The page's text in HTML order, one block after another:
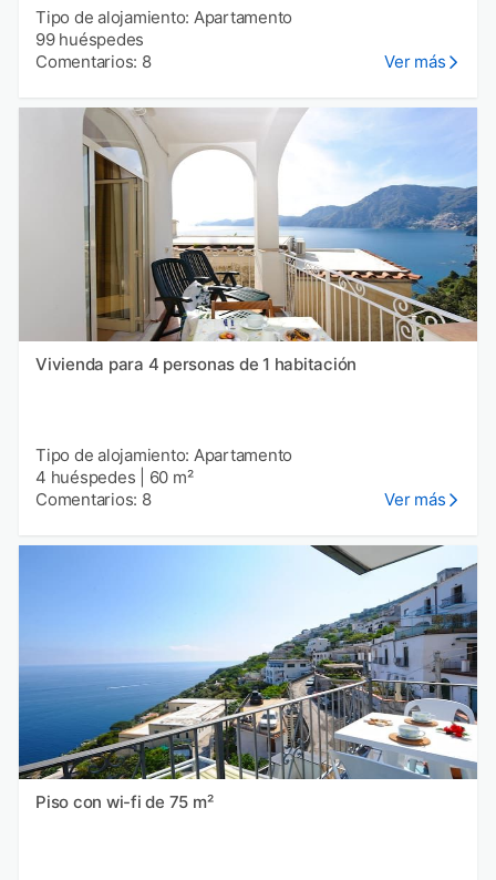
Tipo de alojamiento: Apartamento
99 huéspedes
Comentarios: 8
Ver más
Vivienda para 4 personas de 1 habitación
Tipo de alojamiento: Apartamento
4 huéspedes
60 m²
Comentarios: 8
Ver más
Piso con wi-fi de 75 m²